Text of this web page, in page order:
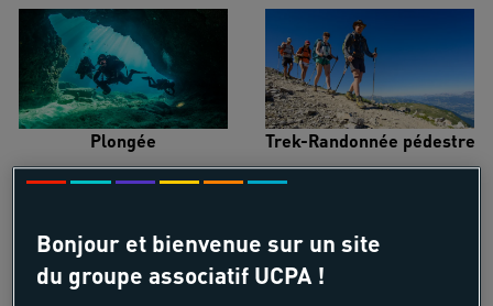
Plongée Trek-Randonnée pédestre
Bonjour et bienvenue sur un site
du groupe associatif UCPA !